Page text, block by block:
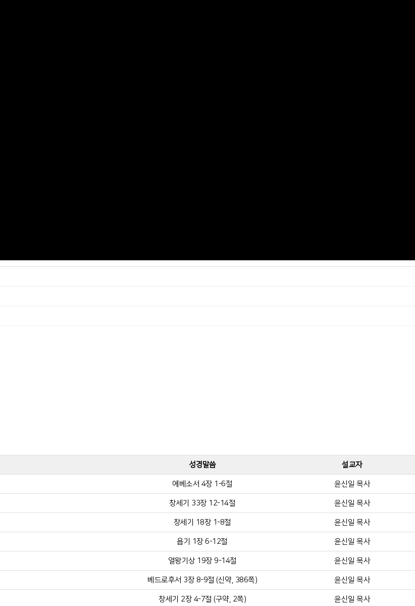
성경말씀 설교자
에베소서 4장 1-6절 윤신일 목사
창세기 33장 12-14절 윤신일 목사
창세기 18장 1-8절 윤신일 목사
욥기 1장 6-12절 윤신일 목사
열왕기상 19장 9-14절 윤신일 목사
베드로후서 3장 8-9절 (신약, 386쪽) 윤신일 목사
창세기 2장 4-7절 (구약, 2쪽) 윤신일 목사